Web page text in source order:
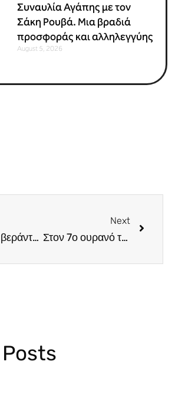
Συναυλία Αγάπης με τον
Σάκη Ρουβά. Μια βραδιά
προσφοράς και αλληλεγγύης
August 5, 2026
Pinolo. Η βεράντα του “φόρεσε την καλοκαιρινή της περιβολή” και μας έδωσε ακόμη έναν πολύ καλό λόγο να επιστρέψουμε
Next
Στον 7ο ουρανό του Balza, η μαγεία είναι αλλιώς. Το επισκεφθήκαμε κι εφέτος και μείναμε…